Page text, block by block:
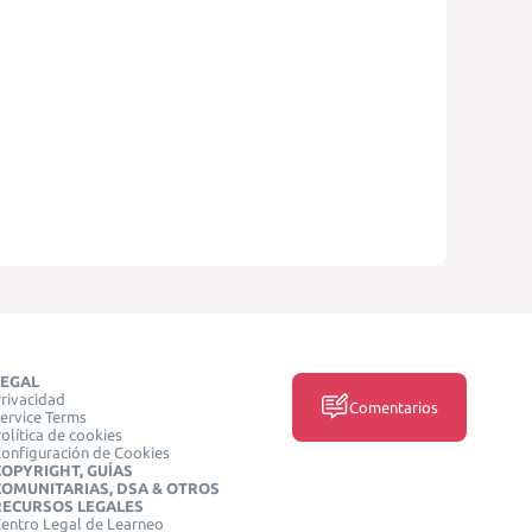
Terms
de cookies
de Cookies
GUÍAS
DSA & OTROS
LEGALES
Legal de Learneo
Comentarios